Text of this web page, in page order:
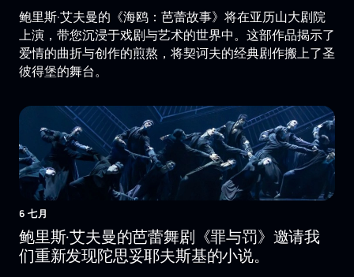
鲍里斯·艾夫曼的《海鸥：芭蕾故事》将在亚历山大剧院
上演，带您沉浸于戏剧与艺术的世界中。这部作品揭示了
爱情的曲折与创作的煎熬，将契诃夫的经典剧作搬上了圣
彼得堡的舞台。
6 七月
鲍里斯·艾夫曼的芭蕾舞剧《罪与罚》邀请我
们重新发现陀思妥耶夫斯基的小说。